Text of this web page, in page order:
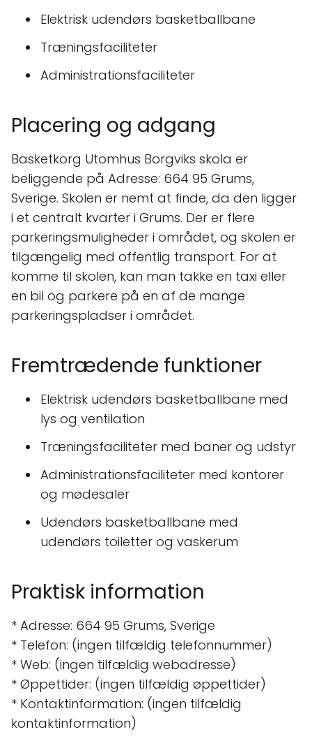
Elektrisk udendørs basketballbane
Træningsfaciliteter
Administrationsfaciliteter
Placering og adgang
Basketkorg Utomhus Borgviks skola er
beliggende på Adresse: 664 95 Grums,
Sverige. Skolen er nemt at finde, da den ligger
i et centralt kvarter i Grums. Der er flere
parkeringsmuligheder i området, og skolen er
tilgængelig med offentlig transport. For at
komme til skolen, kan man takke en taxi eller
en bil og parkere på en af de mange
parkeringspladser i området.
Fremtrædende funktioner
Elektrisk udendørs basketballbane med
lys og ventilation
Træningsfaciliteter med baner og udstyr
Administrationsfaciliteter med kontorer
og mødesaler
Udendørs basketballbane med
udendørs toiletter og vaskerum
Praktisk information
* Adresse: 664 95 Grums, Sverige
* Telefon: (ingen tilfældig telefonnummer)
* Web: (ingen tilfældig webadresse)
* Øppettider: (ingen tilfældig øppettider)
* Kontaktinformation: (ingen tilfældig
kontaktinformation)